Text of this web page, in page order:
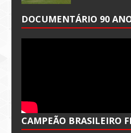
DOCUMENTÁRIO 90
CAMPEÃO BRASILEIRO